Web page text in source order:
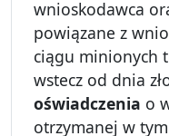
wnioskodawca
powiązane z
ciągu minionych
wstecz od dnia
oświadczenia o
otrzymanej w